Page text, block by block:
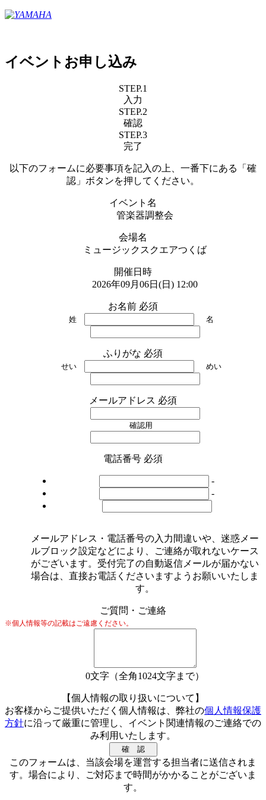
イベントお申し込み
STEP.1
入力
STEP.2
確認
STEP.3
完了
以下のフォームに必要事項を記入の上、一番下にある「確
認」ボタンを押してください。
イベント名
管楽器調整会
会場名
ミュージックスクエアつくば
開催日時
2026年09月06日(日) 12:00
お名前 必須
姓 名
ふりがな 必須
せい めい
メールアドレス 必須
確認用
電話番号 必須
-
-
メールアドレス・電話番号の入力間違いや、迷惑メー
ルブロック設定などにより、ご連絡が取れないケース
がございます。受付完了の自動返信メールが届かない
場合は、直接お電話くださいますようお願いいたしま
す。
ご質問・ご連絡
※個人情報等の記載はご遠慮ください。
0文字（全角1024文字まで）
【個人情報の取り扱いについて】
お客様からご提供いただく個人情報は、弊社の個人情報保護
方針に沿って厳重に管理し、イベント関連情報のご連絡での
み利用いたします。
このフォームは、当該会場を運営する担当者に送信されま
す。場合により、ご対応まで時間がかかることがございま
す。